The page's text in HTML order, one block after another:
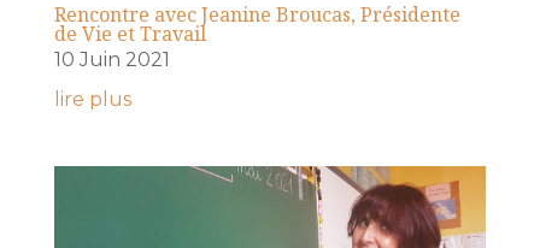
Rencontre avec Jeanine Broucas, Présidente
de Vie et Travail
10 Juin 2021
lire plus